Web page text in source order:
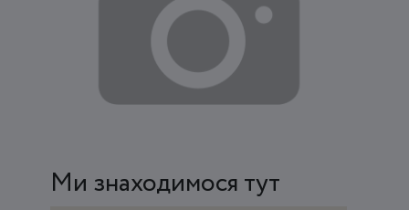
Ми знаходимося тут